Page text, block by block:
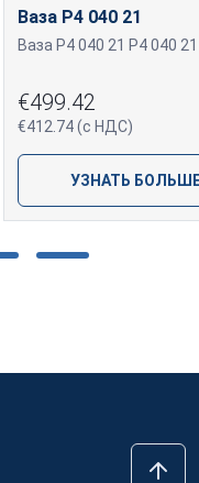
Ваза P4 040 21
Ваза P4 040 21 P4 040 21
€499.42
€412.74 (с НДС)
УЗНАТЬ